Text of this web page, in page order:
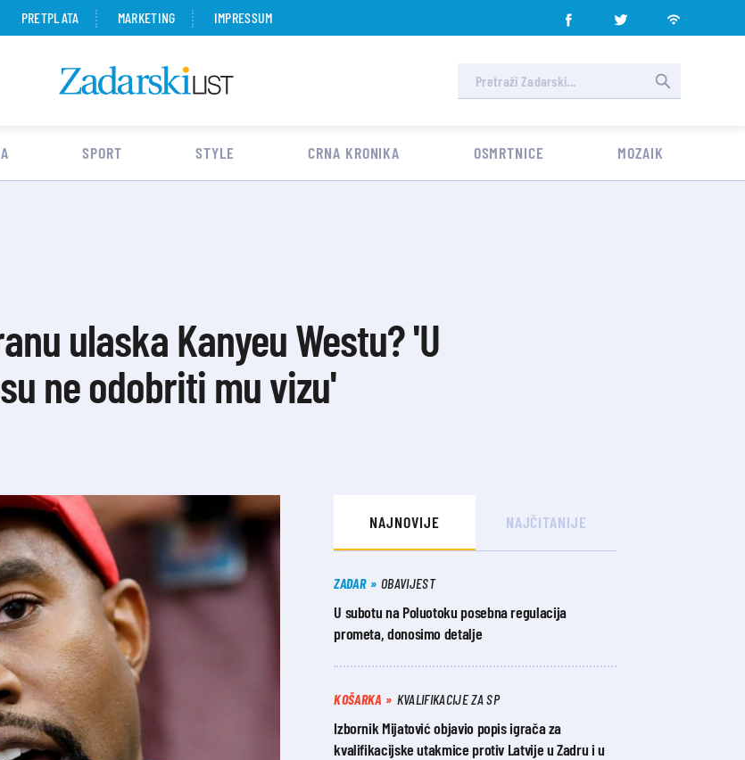
PRETPLATA MARKETING IMPRESSUM
SPORT STYLE CRNA KRONIKA OSMRTNICE MOZAIK
ulaska Kanyeu Westu? 'U
ne odobriti mu vizu'
NAJNOVIJE NAJČITANIJE
ZADAR OBAVIJEST
U subotu na Poluotoku posebna regulacija
prometa, donosimo detalje
KOŠARKA KVALIFIKACIJE ZA SP
Izbornik Mijatović objavio popis igrača za
kvalifikacijske utakmice protiv Latvije u Zadru i u